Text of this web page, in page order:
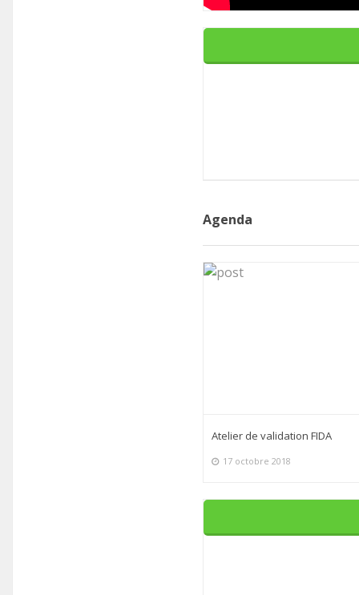
Agenda
Atelier de validation FIDA
17 octobre 2018